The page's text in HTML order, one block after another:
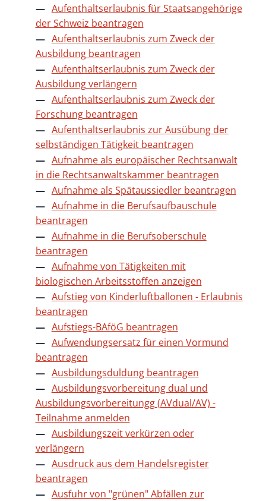
Aufenthaltserlaubnis für Staatsangehörige
der Schweiz beantragen
Aufenthaltserlaubnis zum Zweck der
Ausbildung beantragen
Aufenthaltserlaubnis zum Zweck der
Ausbildung verlängern
Aufenthaltserlaubnis zum Zweck der
Forschung beantragen
Aufenthaltserlaubnis zur Ausübung der
selbständigen Tätigkeit beantragen
Aufnahme als europäischer Rechtsanwalt
in die Rechtsanwaltskammer beantragen
Aufnahme als Spätaussiedler beantragen
Aufnahme in die Berufsaufbauschule
beantragen
Aufnahme in die Berufsoberschule
beantragen
Aufnahme von Tätigkeiten mit
biologischen Arbeitsstoffen anzeigen
Aufstieg von Kinderluftballonen - Erlaubnis
beantragen
Aufstiegs-BAföG beantragen
Aufwendungsersatz für einen Vormund
beantragen
Ausbildungsduldung beantragen
Ausbildungsvorbereitung dual und
Ausbildungsvorbereitungg (AVdual/AV) -
Teilnahme anmelden
Ausbildungszeit verkürzen oder
verlängern
Ausdruck aus dem Handelsregister
beantragen
Ausfuhr von "grünen" Abfällen zur